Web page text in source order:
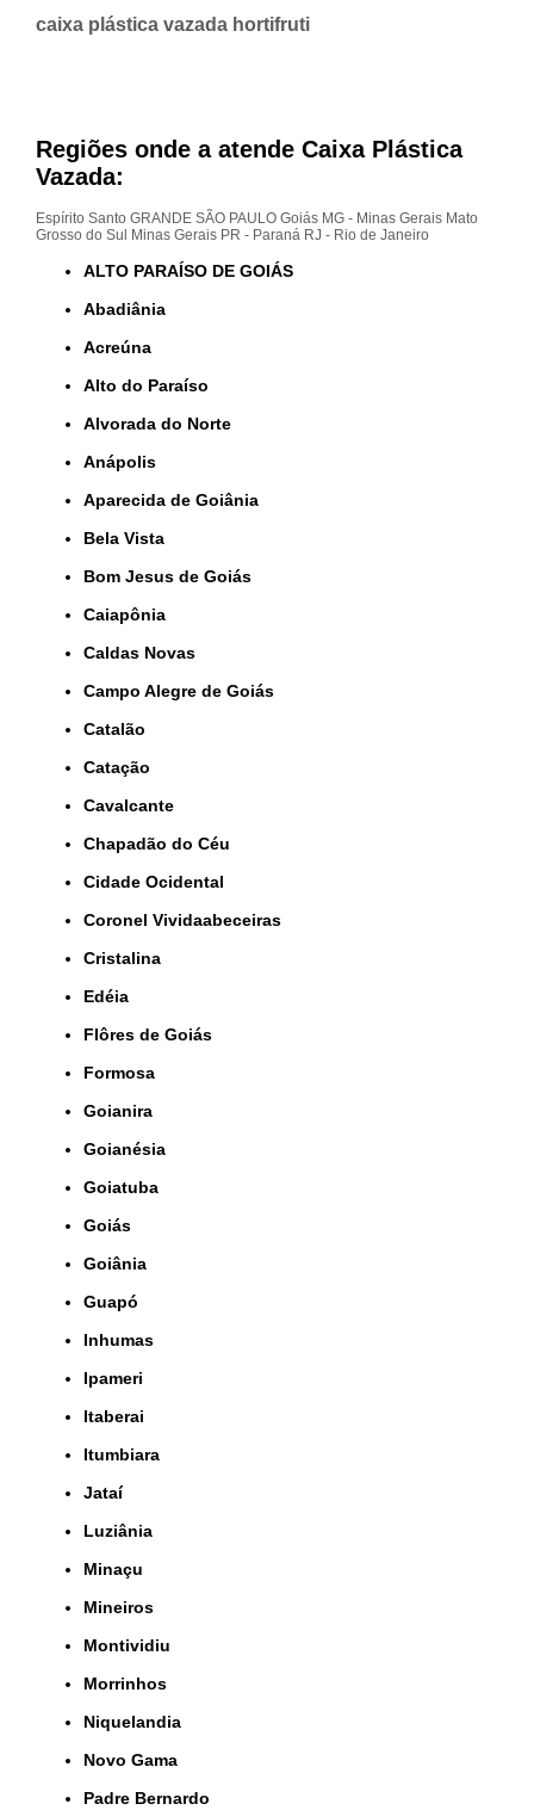
caixa plástica vazada hortifruti
Regiões onde a atende Caixa Plástica
Vazada:
Espírito Santo GRANDE SÃO PAULO Goiás MG - Minas Gerais Mato
Grosso do Sul
Minas Gerais PR - Paraná RJ - Rio de Janeiro
ALTO PARAÍSO DE GOIÁS
Abadiânia
Acreúna
Alto do Paraíso
Alvorada do Norte
Anápolis
Aparecida de Goiânia
Bela Vista
Bom Jesus de Goiás
Caiapônia
Caldas Novas
Campo Alegre de Goiás
Catalão
Catação
Cavalcante
Chapadão do Céu
Cidade Ocidental
Coronel Vividaabeceiras
Cristalina
Edéia
Flôres de Goiás
Formosa
Goianira
Goianésia
Goiatuba
Goiás
Goiânia
Guapó
Inhumas
Ipameri
Itaberai
Itumbiara
Jataí
Luziânia
Minaçu
Mineiros
Montividiu
Morrinhos
Niquelandia
Novo Gama
Padre Bernardo